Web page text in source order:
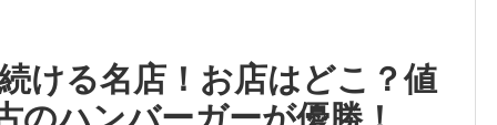
ける名店！お店はどこ？値